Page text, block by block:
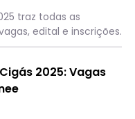
traz todas as
edital e inscrições.
2025: Vagas